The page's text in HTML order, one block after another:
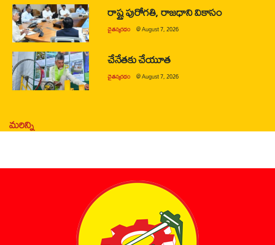
రాష్ట్ర పురోగతి, రాజధాని వికాసం
చైతన్యరధం @August 7, 2026
చేనేతకు చేయూత
చైతన్యరధం @August 7, 2026
మరిన్ని